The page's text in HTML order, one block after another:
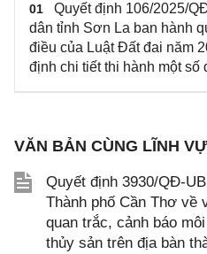
01
Quyết định 106/2025/
dân tỉnh Sơn La ban hành
điều của Luật Đất đai năm
định chi tiết thi hành một số
VĂN BẢN CÙNG LĨNH
Quyết định 3930/QĐ-
Thành phố Cần Thơ về
quan trắc, cảnh báo
thủy sản trên địa bàn